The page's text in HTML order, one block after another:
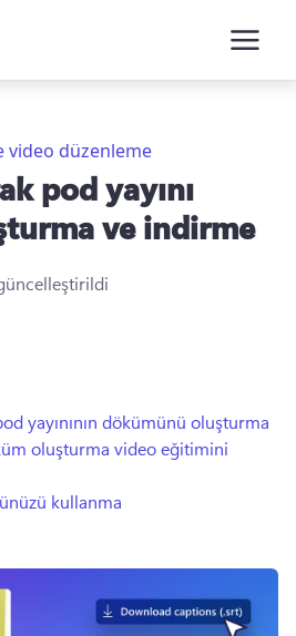
video düzenleme
pod yayını
ve indirme
yayınının dökümünü oluşturma
oluşturma video eğitimini
kullanma